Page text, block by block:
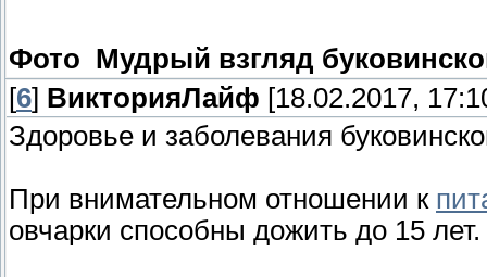
Фото Мудрый взгляд
[6] ВикторияЛайф [18.02.2017,
Здоровье и заболевания
При внимательном отношении к
овчарки способны дожить до 15 лет.